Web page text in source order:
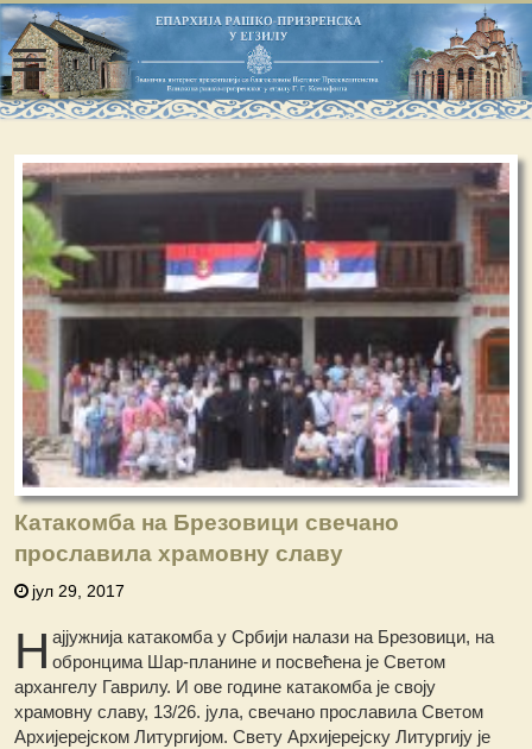
Катакомба на Брезовици свечано
прославила храмовну славу
јул 29, 2017
Н ајјужнија катакомба у Србији налази на Брезовици, на
обронцима Шар-планине и посвећена је Светом
архангелу Гаврилу. И ове године катакомба је своју
храмовну славу, 13/26. јула, свечано прославила Светом
Архијерејском Литургијом. Свету Архијерејску Литургију је